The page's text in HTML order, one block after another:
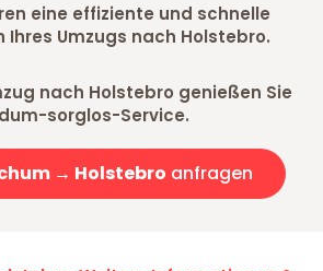
eine effiziente und schnelle
Ihres Umzugs nach Holstebro.
nach Holstebro genießen Sie
sorglos-Service.
→ Holstebro anfragen